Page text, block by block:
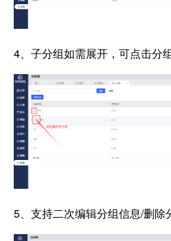
4、子分组如需展开，可点击分
5、 支持二次编辑分组信息/删除